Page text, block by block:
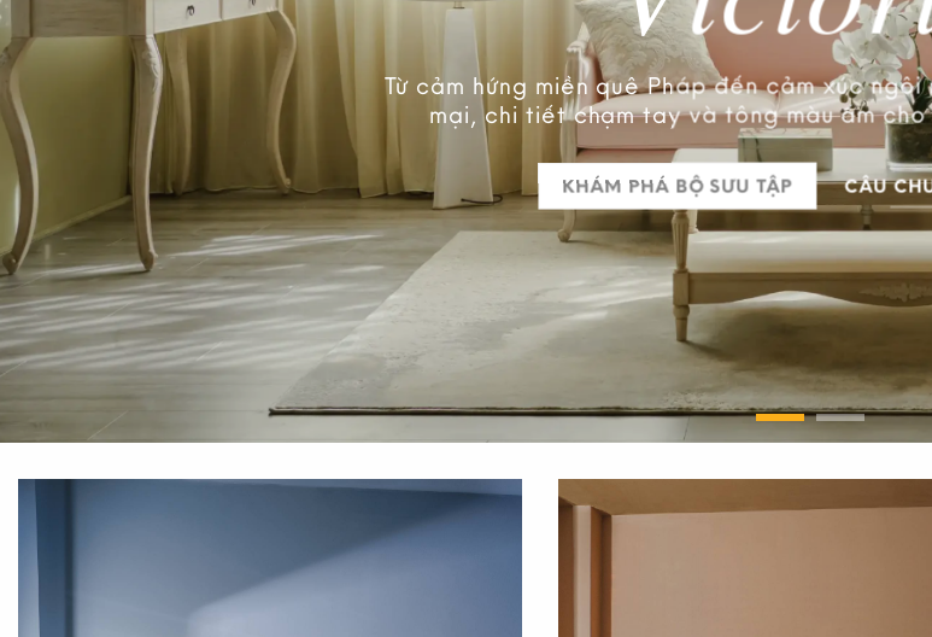
Từ cảm hứng miền quê Pháp đến cảm xúc
mại, chi tiết chạm tay và tông màu ấm
KHÁM PHÁ BỘ SƯU TẬP CÂU
Bộ sưu tập hoa & hương thơm cao cấp
mới nhất đã có mặt tại Nhà Xinh